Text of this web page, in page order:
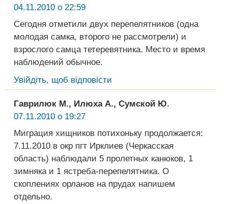
04.11.2010 о 22:59
Сегодня отметили двух перепелятников (одна
молодая самка, второго не рассмотрели) и
взрослого самца тетеревятника. Место и время
наблюдений обычное.
Увійдіть, щоб відповісти
Гаврилюк М., Илюха А., Сумской Ю.
07.11.2010 о 19:27
Миграция хищников потихоньку продолжается:
7.11.2010 в окр пгт Ирклиев (Черкасская
область) наблюдали 5 пролетных канюков, 1
зимняка и 1 ястреба-перепелятника. О
скоплениях орланов на прудах напишем
отдельно.